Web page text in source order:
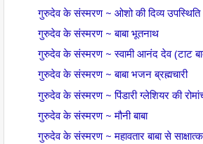
गुरुदेव के संस्मरण ~ ओशो की दिव्य उपस्थिति
गुरुदेव के संस्मरण ~ बाबा भूतनाथ
गुरुदेव के संस्मरण ~ स्वामी आनंद देव (टाट
गुरुदेव के संस्मरण ~ बाबा भजन ब्रह्मचारी
गुरुदेव के संस्मरण ~ पिंडारी ग्लेशियर की
गुरुदेव के संस्मरण ~ मौनी बाबा
गुरुदेव के संस्मरण ~ महावतार बाबा से